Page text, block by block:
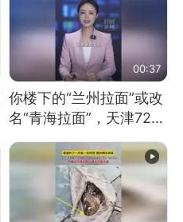
00:37
你楼下的“兰州拉面”或改
名“青海拉面”，天津72家